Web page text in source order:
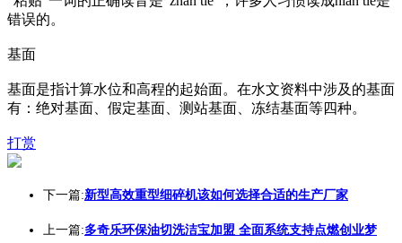
错误的。
基面
基面是指计算水位和高程的起始面。在水文资料中涉及的基面
有：绝对基面、假定基面、测站基面、冻结基面等四种。
打赏
下一篇:新型高效重型细碎机该如何选择合适的生产厂家
上一篇:多奇乐环保油切洗洁宝加盟 全面系统支持点燃创业梦